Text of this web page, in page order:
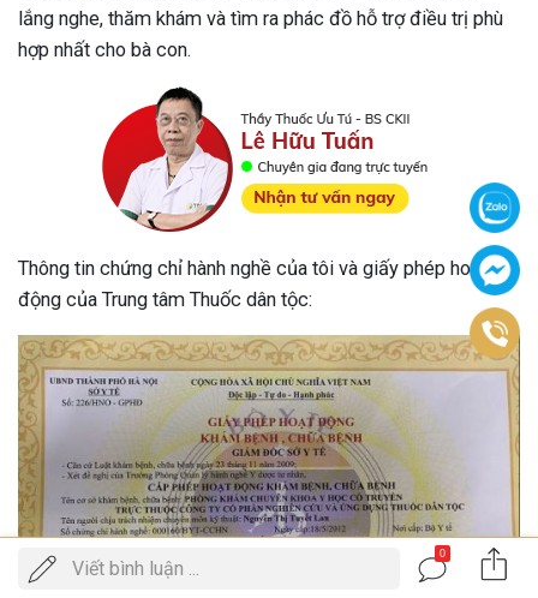
lắng nghe, thăm khám và tìm ra phác đồ hỗ trợ điều trị phù
hợp nhất cho bà con.
Thông tin chứng chỉ hành nghề của tôi và giấy phép hoạt
động của Trung tâm Thuốc dân tộc:
Viết bình luận ...
0
Gọi
ĐẶT LỊCH KHÁM